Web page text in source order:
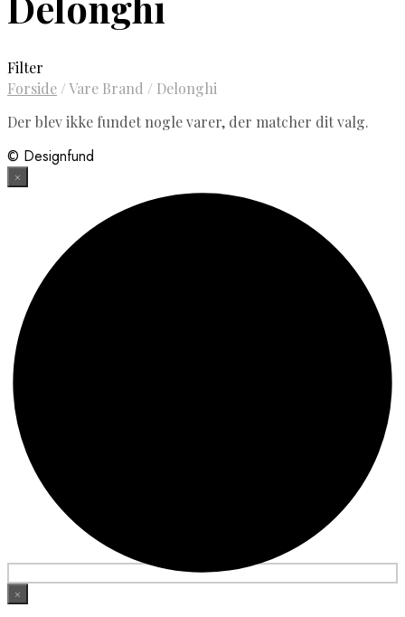
Filter
Forside /Vare Brand / Delonghi
Der blev ikke fundet nogle varer, der matcher dit valg.
© Designfund
×
×